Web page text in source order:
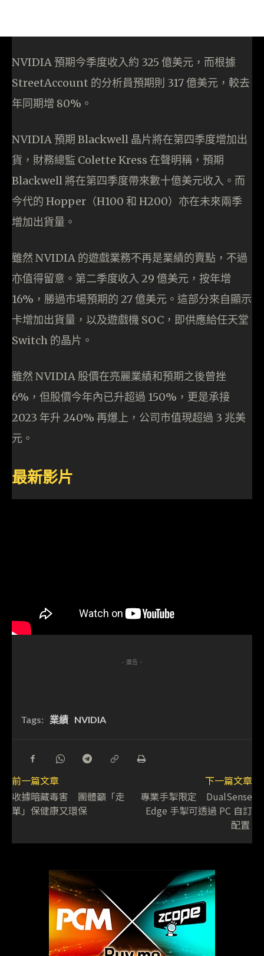
NVIDIA 預期今季度收入約 325 億美元，而根據
StreetAccount 的分析員預期則 317 億美元，較去
年同期增 80%。
NVIDIA 預期 Blackwell 晶片將在第四季度增加出
貨，財務總監 Colette Kress 在聲明稱，預期
Blackwell 將在第四季度帶來數十億美元收入。而
今代的 Hopper（H100 和 H200）亦在未來兩季
增加出貨量。
雖然 NVIDIA 的遊戲業務不再是業績的賣點，不過
亦值得留意。第二季度收入 29 億美元，按年增
16%，勝過市場預期的 27 億美元。這部分來自顯示
卡增加出貨量，以及遊戲機 SOC，即供應給任天堂
Switch 的晶片。
雖然 NVIDIA 股價在亮麗業績和預期之後曾挫
6%，但股價今年內已升超過 150%，更是承接
2023 年升 240% 再爆上，公司市值現超過 3 兆美
元。
最新影片
- 廣告 -
Tags: 業績 NVIDIA
前一篇文章
收據暗藏毒害 團體籲「走
單」保健康又環保
下一篇文章
專業手掣限定 DualSense
Edge 手掣可透過 PC 自訂
配置